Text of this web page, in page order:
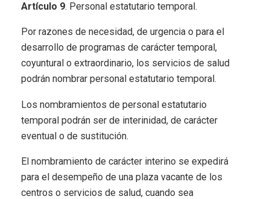
Artículo 9. Personal estatutario temporal.
Por razones de necesidad, de urgencia o para el
desarrollo de programas de carácter temporal,
coyuntural o extraordinario, los servicios de salud
podrán nombrar personal estatutario temporal.
Los nombramientos de personal estatutario
temporal podrán ser de interinidad, de carácter
eventual o de sustitución.
El nombramiento de carácter interino se expedirá
para el desempeño de una plaza vacante de los
centros o servicios de salud, cuando sea